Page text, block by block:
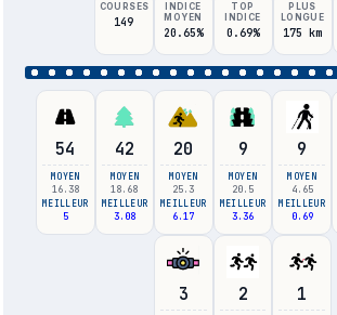
COURSES
149
INDICE
MOYEN
20.65%
TOP
INDICE
0.69%
PLUS
LONGUE
175 km
54
MOYEN
16.38
MEILLEUR
5
42
MOYEN
18.68
MEILLEUR
3.08
20
MOYEN
25.3
MEILLEUR
6.17
9
MOYEN
20.5
MEILLEUR
3.36
9
MOYEN
4.65
MEILLEUR
0.69
3 2 1